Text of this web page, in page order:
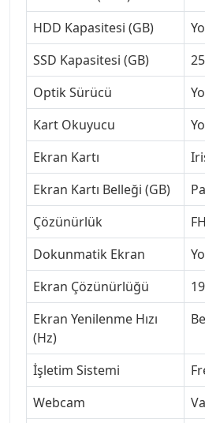
HDD Kapasitesi (GB)
SSD Kapasitesi (GB)
Optik Sürücü
Kart Okuyucu
Ekran Kartı
Ekran Kartı Belleği (GB)
Çözünürlük
Dokunmatik Ekran
Ekran Çözünürlüğü
Ekran Yenilenme Hızı
(Hz)
İşletim Sistemi
Webcam